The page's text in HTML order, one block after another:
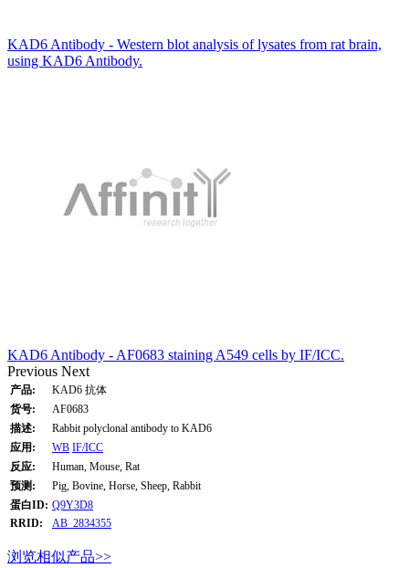
KAD6 Antibody - Western blot analysis of lysates from rat brain,
using KAD6 Antibody.
KAD6 Antibody - AF0683 staining A549 cells by IF/ICC.
Previous Next
产品:
KAD6 抗体
货号:
AF0683
描述:
Rabbit polyclonal antibody to KAD6
应用:
WB IF/ICC
反应:
Human, Mouse, Rat
预测:
Pig, Bovine, Horse, Sheep, Rabbit
蛋白ID: Q9Y3D8
RRID:
AB_2834355
浏览相似产品>>